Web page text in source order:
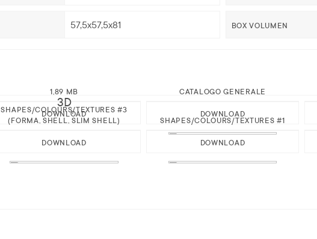
57,5x57,5x81 BOX VOLUMEN
3D
1,89 MB
DOWNLOAD
CATALOGO GENERALE
DOWNLOAD
SHAPES/COLOURS/TEXTURES #3
(FORMA, SHELL, SLIM SHELL)
DOWNLOAD
SHAPES/COLOURS/TEXTURES #1
DOWNLOAD